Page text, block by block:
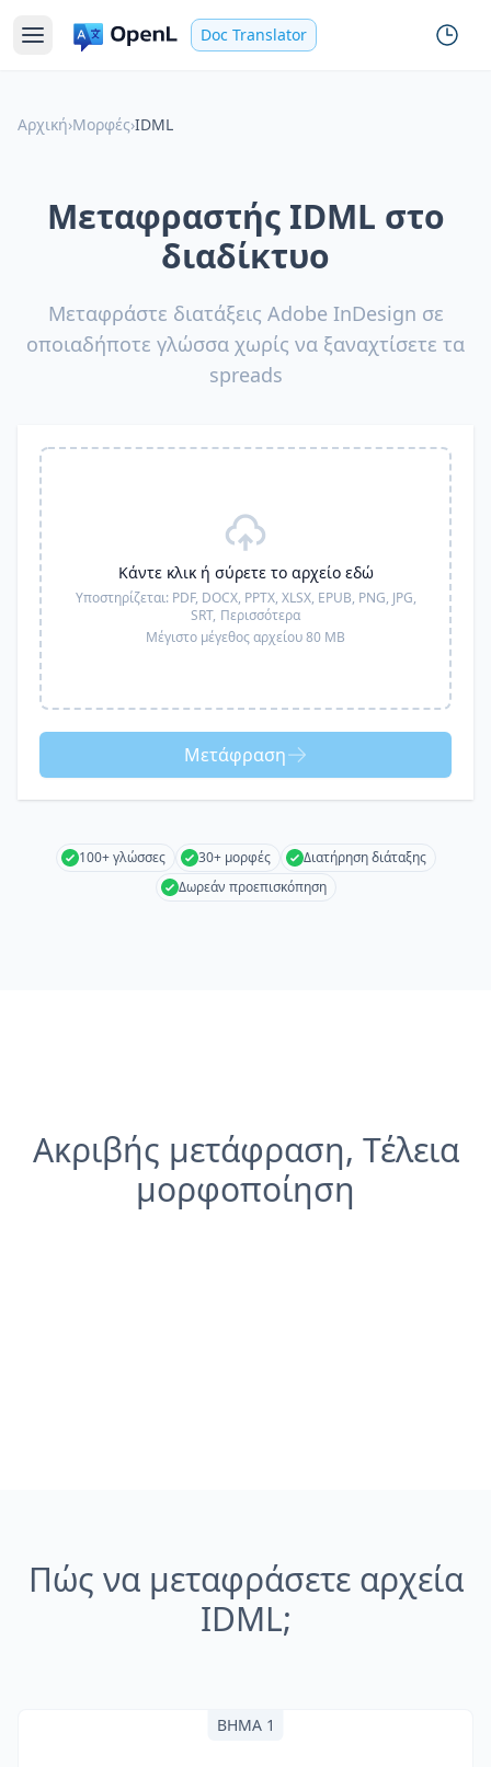
Doc Translator
Αρχική›Μορφές›IDML
Μεταφραστής IDML στο
διαδίκτυο
Μεταφράστε διατάξεις Adobe InDesign σε
οποιαδήποτε γλώσσα χωρίς να ξαναχτίσετε τα
spreads
Κάντε κλικ ή σύρετε το αρχείο εδώ
Υποστηρίζεται: PDF, DOCX, PPTX, XLSX, EPUB, PNG, JPG,
SRT, Περισσότερα
Μέγιστο μέγεθος αρχείου 80 MB
Μετάφραση
100+ γλώσσες 30+ μορφές
Διατήρηση διάταξης
Δωρεάν προεπισκόπηση
Ακριβής μετάφραση, Τέλεια
μορφοποίηση
Πώς να μεταφράσετε αρχεία
IDML;
ΒΉΜΑ 1